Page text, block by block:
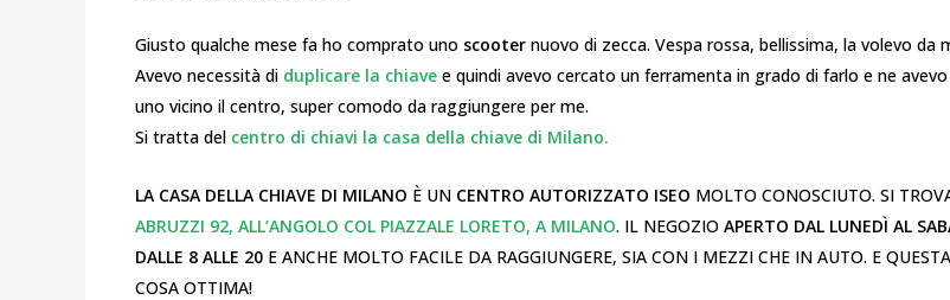
Giusto qualche mese fa ho comprato uno scooter nuovo di zecca. Vespa rossa, bellissima, la volevo da
Avevo necessità di duplicare la chiave e quindi avevo cercato un ferramenta in grado di farlo e ne
uno vicino il centro, super comodo da raggiungere per me.
Si tratta del centro di chiavi la casa della chiave di Milano.
LA CASA DELLA CHIAVE DI MILANO È UN CENTRO AUTORIZZATO ISEO MOLTO CONOSCIUTO. SI
ABRUZZI 92, ALL’ANGOLO COL PIAZZALE LORETO, A MILANO. IL NEGOZIO APERTO DAL LUNEDÌ AL
DALLE 8 ALLE 20 E ANCHE MOLTO FACILE DA RAGGIUNGERE, SIA CON I MEZZI CHE IN AUTO. E
COSA OTTIMA!